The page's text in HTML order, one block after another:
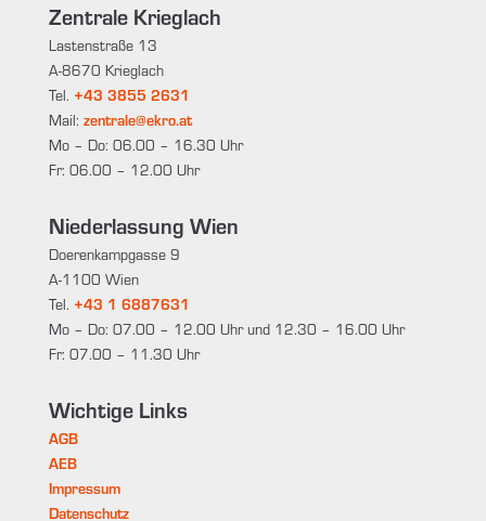
Zentrale Krieglach
Lastenstraße 13
A-8670 Krieglach
Tel. +43 3855 2631
Mail: zentrale@ekro.at
Mo – Do: 06.00 – 16.30 Uhr
Fr: 06.00 – 12.00 Uhr
Niederlassung Wien
Doerenkampgasse 9
A-1100 Wien
Tel. +43 1 6887631
Mo – Do: 07.00 – 12.00 Uhr und 12.30 – 16.00 Uhr
Fr: 07.00 – 11.30 Uhr
Wichtige Links
AGB
AEB
Impressum
Datenschutz